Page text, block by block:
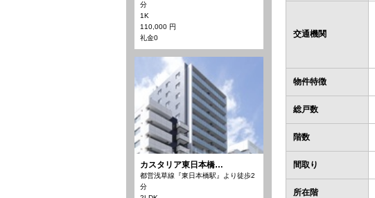
交通機関
物件特徴
総戸数
階数
間取り
所在階
分
1K
110,000 円
礼金0
カスタリア東日本橋…
都営浅草線『東日本橋駅』より徒歩2
分